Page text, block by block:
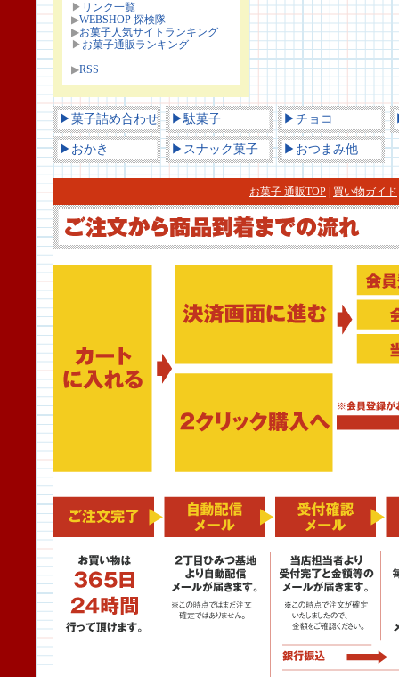
▶ リンク一覧
▶WEBSHOP 探検隊
▶お菓子人気サイトランキング
▶ お菓子通販ランキング
▶RSS
▶菓子詰め合わせ ▶駄菓子 ▶チョコ
▶おかき ▶スナック菓子 ▶おつまみ他
お菓子 通販TOP 買い物ガイド